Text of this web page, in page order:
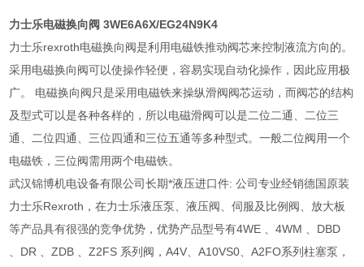
力士乐电磁换向阀 3WE6A6X/EG24N9K4
力士乐rexroth电磁换向阀是利用电磁铁推动阀芯来控制液流方向的。
采用电磁换向阀可以使操作轻便，容易实现自动化操作，因此应用极
广。 电磁换向阀只是采用电磁铁来操纵滑阀阀芯运动，而阀芯的结构
及型式可以是各种各样的，所以电磁滑阀可以是二位二通、二位三
通、二位四通、三位四通和三位五通等多种型式。一般二位阀用一个
电磁铁，三位阀需用两个电磁铁。
武汉锦博机电设备有限公司长期*液压进口件: 公司专业经销德国原装
力士乐Rexroth，在力士乐液压泵、液压阀、伺服及比例阀、放大板
等产品具有很强的竞争优势，优势产品型号有4WE 、4WM 、DBD
、DR 、ZDB 、Z2FS 系列阀，A4V、A10VS0、A2FO系列柱塞泵，